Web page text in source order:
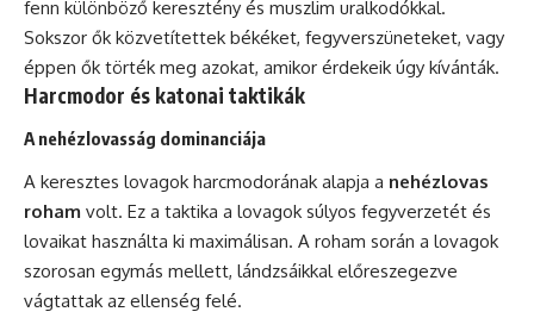
fenn különböző keresztény és muszlim uralkodókkal.
Sokszor ők közvetítettek békéket, fegyverszüneteket, vagy
éppen ők törték meg azokat, amikor érdekeik úgy kívánták.
Harcmodor és katonai taktikák
A nehézlovasság dominanciája
A keresztes lovagok harcmodorának alapja a nehézlovas
roham volt. Ez a taktika a lovagok súlyos fegyverzetét és
lovaikat használta ki maximálisan. A roham során a lovagok
szorosan egymás mellett, lándzsáikkal előreszegezve
vágtattak az ellenség felé.